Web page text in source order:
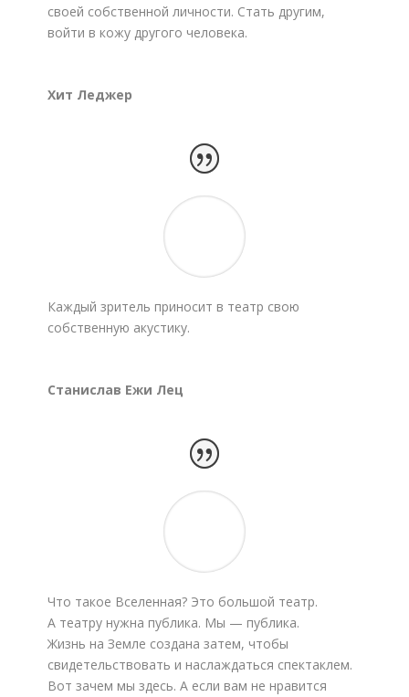
своей собственной личности. Стать другим,
войти в кожу другого человека.
Хит Леджер
Каждый зритель приносит в театр свою
собственную акустику.
Станислав Ежи Лец
Что такое Вселенная? Это большой театр.
А театру нужна публика. Мы — публика.
Жизнь на Земле создана затем, чтобы
свидетельствовать и наслаждаться спектаклем.
Вот зачем мы здесь. А если вам не нравится